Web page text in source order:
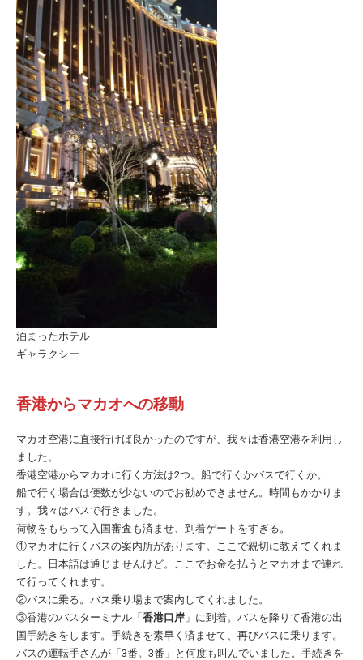
泊まったホテル
ギャラクシー
香港からマカオへの移動
マカオ空港に直接行けば良かったのですが、我々は香港空港を利用し
ました。
香港空港からマカオに行く方法は2つ。船で行くかバスで行くか。
船で行く場合は便数が少ないのでお勧めできません。時間もかかりま
す。我々はバスで行きました。
荷物をもらって入国審査も済ませ、到着ゲートをすぎる。
①マカオに行くバスの案内所があります。ここで親切に教えてくれま
した。日本語は通じませんけど。ここでお金を払うとマカオまで連れ
て行ってくれます。
②バスに乗る。バス乗り場まで案内してくれました。
③香港のバスターミナル「 香港口岸 」に到着。バスを降りて香港の出
国手続きをします。手続きを素早く済ませて、再びバスに乗ります。
バスの運転手さんが「3番。3番」と何度も叫んでいました。手続きを